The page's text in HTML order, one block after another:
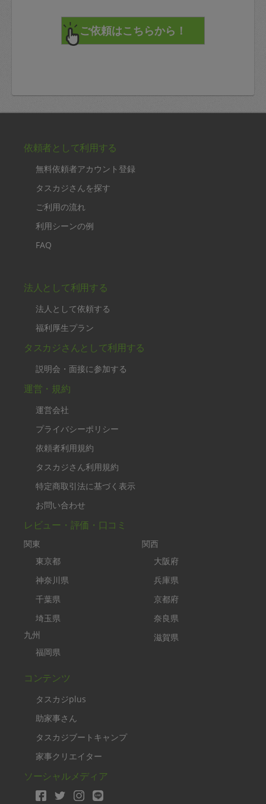
依頼者として利用する
無料依頼者アカウント登録
タスカジさんを探す
ご利用の流れ
利用シーンの例
FAQ
法人として利用する
法人として依頼する
福利厚生プラン
タスカジさんとして利用する
説明会・面接に参加する
運営・規約
運営会社
プライバシーポリシー
依頼者利用規約
タスカジさん利用規約
特定商取引法に基づく表示
お問い合わせ
レビュー・評価・口コミ
関東
東京都
神奈川県
千葉県
埼玉県
九州
福岡県
関西
大阪府
兵庫県
京都府
奈良県
滋賀県
コンテンツ
タスカジplus
助家事さん
タスカジブートキャンプ
家事クリエイター
ソーシャルメディア